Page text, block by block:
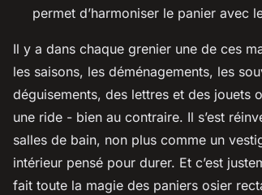
permet d’harmoniser le panier avec
Il y a dans chaque grenier une de ces
les saisons, les déménagements, les
déguisements, des lettres et des jouets
une ride - bien au contraire. Il s’est
salles de bain, non plus comme un
intérieur pensé pour durer. Et c’est
fait toute la magie des paniers osier